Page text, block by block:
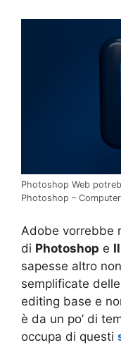
Photoshop Web
Photoshop –
Adobe vorrebbe
di Photoshop e
sapesse altro
semplificate
editing base e
è da un po’ di
occupa di questi